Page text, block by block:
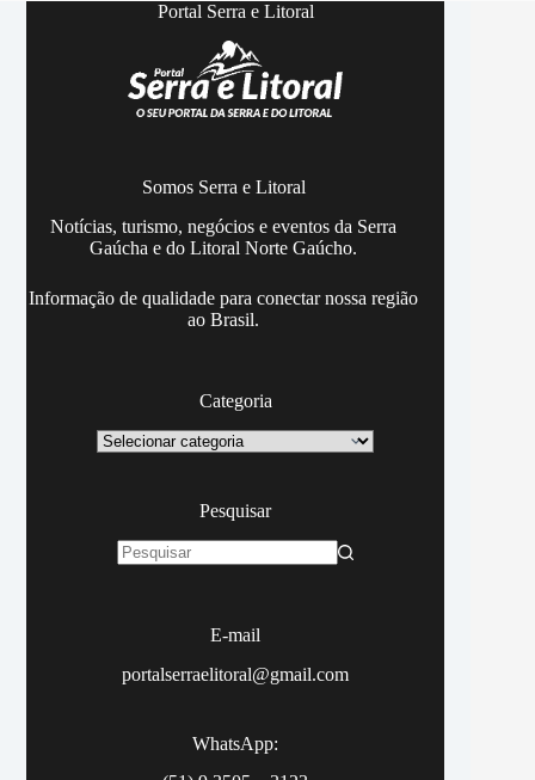
Portal Serra e Litoral
Somos Serra e Litoral
Notícias, turismo, negócios e eventos da Serra
Gaúcha e do Litoral Norte Gaúcho.
Informação de qualidade para conectar nossa região
ao Brasil.
Categoria
Categoria
Pesquisar
E-mail
portalserraelitoral@gmail.com
WhatsApp: